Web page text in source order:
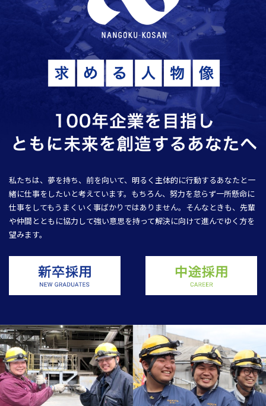
私たちは、夢を持ち、前を向いて、明るく主体的に行動するあなたと一
緒に仕事をしたいと考えています。もちろん、努力を怠らず一所懸命に
仕事をしてもうまくいく事ばかりではありません。そんなときも、先輩
や仲間とともに協力して強い意思を持って解決に向けて進んでゆく方を
望みます。